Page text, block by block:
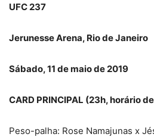
UFC 237
Jerunesse Arena, Rio de Janeiro
Sábado, 11 de maio de 2019
CARD PRINCIPAL (23h, horário
Peso-palha: Rose Namajunas x